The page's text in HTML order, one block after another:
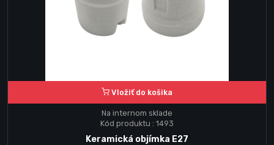
Vložiť do košika
Na internom sklade
Kód produktu : 1493
Keramická objímka E27